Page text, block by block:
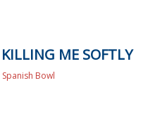
ME SOFTLY
Spanish Bowl